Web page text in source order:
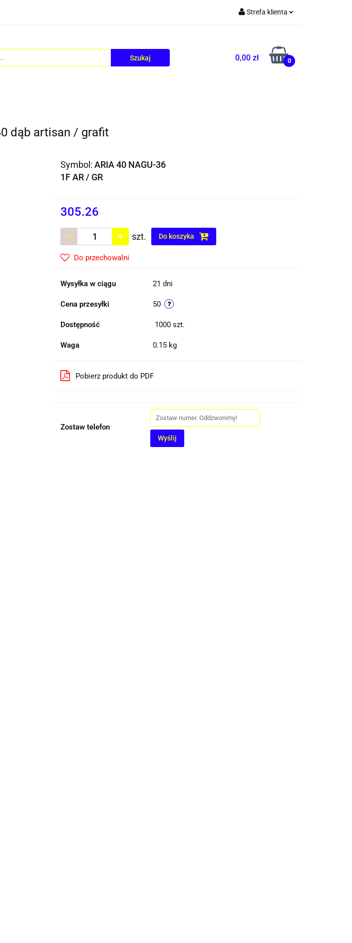
Strefa klienta
Zarejestruj się
Dodaj zgłoszenie
0,00 zł 0
dąb artisan / grafit
Symbol:ARIA 40 NAGU-36
1F AR / GR
305.26
szt. Do koszyka
Do przechowalni
Wysyłka w ciągu 21 dni
Cena przesyłki 50
Dostępność 1000 szt.
Waga 0.15 kg
Pobierz produkt do PDF
Zostaw telefon
Wyślij